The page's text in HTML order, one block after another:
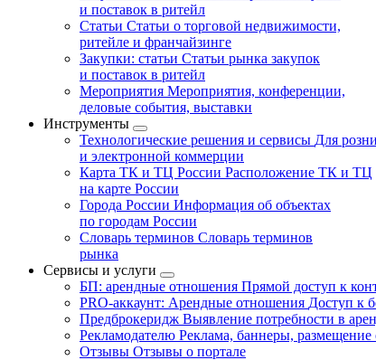
и поставок в ритейл
Статьи Статьи о торговой недвижимости,
ритейле и франчайзинге
Закупки: статьи Статьи рынка закупок
и поставок в ритейл
Мероприятия Мероприятия, конференции,
деловые события, выставки
Инструменты
Технологические решения и сервисы Для
и электронной коммерции
Карта ТК и ТЦ России Расположение ТК и ТЦ
на карте России
Города России Информация об объектах
по городам России
Словарь терминов Словарь терминов
рынка
Сервисы и услуги
БП: арендные отношения Прямой доступ к
PRO-аккаунт: Арендные отношения Доступ к
Предброкеридж Выявление потребности в
Рекламодателю Реклама, баннеры, размещение
Отзывы Отзывы о портале